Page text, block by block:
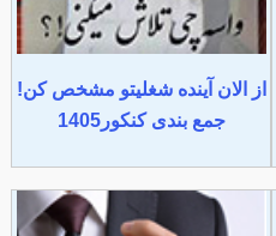
از الان آینده شغلیتو مشخص کن!
جمع بندی کنکور1405